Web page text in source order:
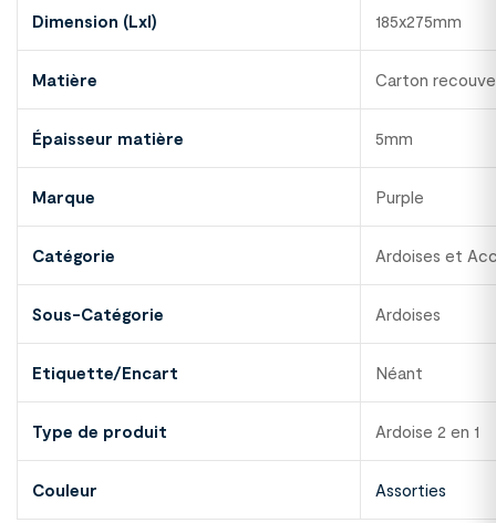
Dimension (Lxl) 185x275mm
Matière Carton
Épaisseur matière 5mm
Marque Purple
Catégorie Ardoises et
Sous-Catégorie Ardoises
Etiquette/Encart Néant
Type de produit Ardoise 2 en 1
Couleur Assorties